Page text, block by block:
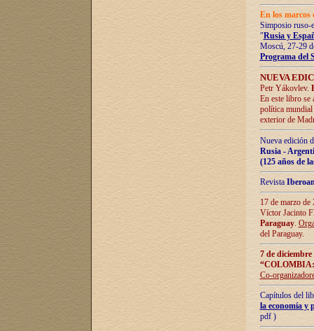
En los marcos
Simposio ruso-
"Rusia y
Moscú, 27-29
Programa del
NUEVA
Petr Yákovlev.
En este libro se
política mundial
exterior de
Nueva edición
Rusia -
(125 años de
Revista
17 de marzo
Víctor Jacinto
Paraguay.
del Paraguay.
7 de
Co-
Capítulos del
la economía y
pdf )